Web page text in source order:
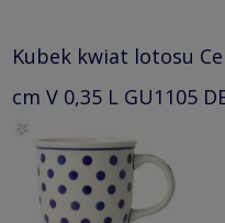
Kubek kwiat lotosu
cm V 0,35 L GU1105